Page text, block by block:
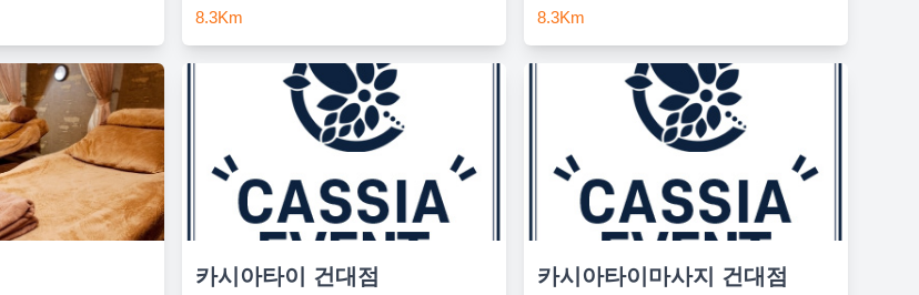
8.3Km
8.3Km
카시아타이 건대점 카시아타이마사지 건대점